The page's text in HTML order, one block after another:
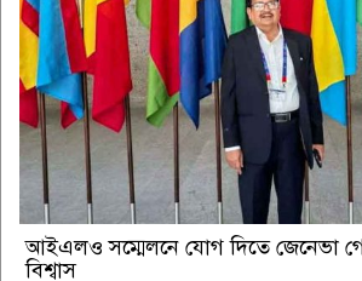
আইএলও সম্মেলনে যোগ দিতে জেনেভা
বিশ্বাস